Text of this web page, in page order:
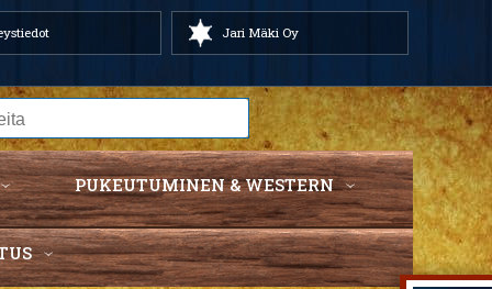
Jari Mäki Oy
PUKEUTUMINEN & WESTERN